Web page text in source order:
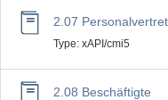
2.07
Type: xAPI/cmi5
2.08 Beschäftigte